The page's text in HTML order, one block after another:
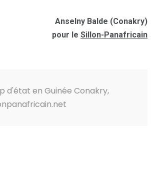
Anselny Balde (Conakry)
pour le Sillon-Panafricain
d'état en Guinée Conakry,